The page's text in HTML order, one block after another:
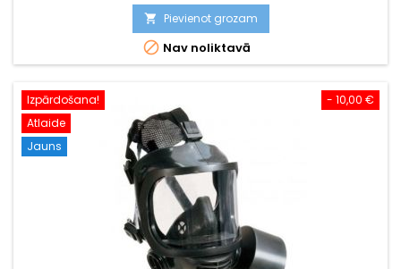
 Pievienot grozam
 Nav noliktavā
- 10,00 €
Izpārdošana!
Atlaide
Jauns